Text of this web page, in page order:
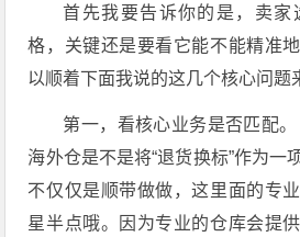
首先我要告诉你的是，卖家
格，关键还是要看它能不能精准
以顺着下面我说的这几个核心问题
第一，看核心业务是否匹配
海外仓是不是将“退货换标”作为一
不仅仅是顺带做做，这里面的专
星半点哦。因为专业的仓库会提